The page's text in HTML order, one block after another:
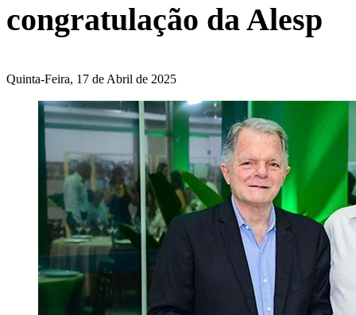
congratulação da Alesp
Quinta-Feira, 17 de Abril de 2025